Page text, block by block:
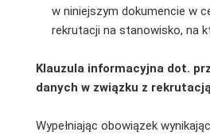
w niniejszym dokumencie w
rekrutacji na stanowisko, na
Klauzula informacyjna dot.
danych w związku z
Wypełniając obowiązek